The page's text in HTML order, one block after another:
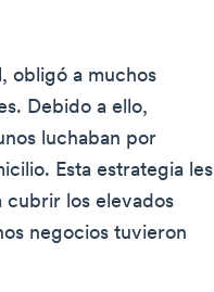
obligó a muchos
Debido a ello,
luchaban por
Esta estrategia les
cubrir los elevados
negocios tuvieron